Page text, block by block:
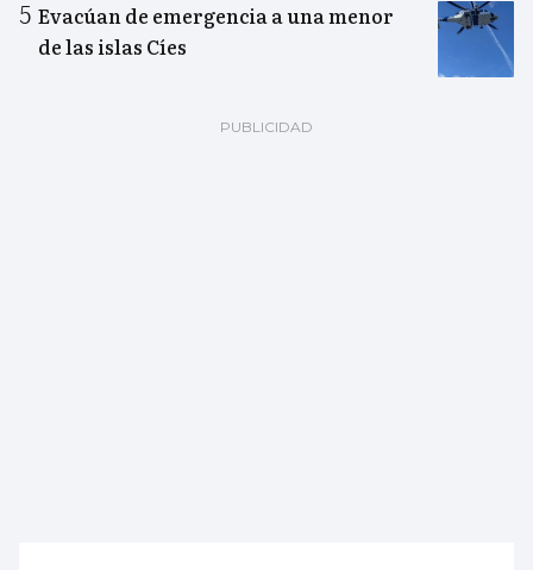
Evacúan de emergencia a una menor
de las islas Cíes